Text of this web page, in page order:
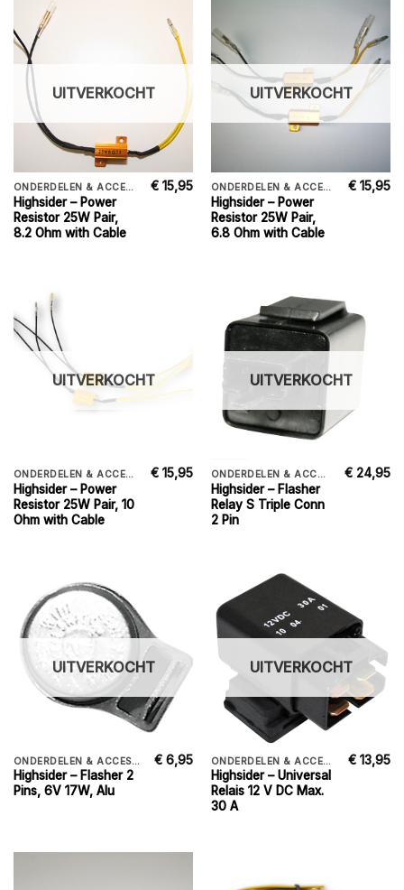
UITVERKOCHT
ONDERDELEN & ACCESSORIES
Highsider – Power
Resistor 25W Pair,
8.2 Ohm with Cable
€ 15,95
UITVERKOCHT
ONDERDELEN & ACCESSORIES
Highsider – Power
Resistor 25W Pair,
6.8 Ohm with Cable
€ 15,95
UITVERKOCHT
ONDERDELEN & ACCESSORIES
Highsider – Power
Resistor 25W Pair, 10
Ohm with Cable
€ 15,95
UITVERKOCHT
ONDERDELEN & ACCESSORIES
Highsider – Flasher
Relay S Triple Conn
2 Pin
€ 24,95
UITVERKOCHT
ONDERDELEN & ACCESSORIES
Highsider – Flasher 2
Pins, 6V 17W, Alu
€ 6,95
UITVERKOCHT
ONDERDELEN & ACCESSORIES
Highsider – Universal
Relais 12 V DC Max.
30 A
€ 13,95